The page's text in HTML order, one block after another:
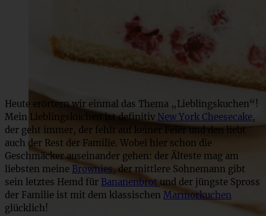
Heute erörtern wir einmal das Thema „Lieblingskuchen“!
Mein Lieblingskuchen ist definitiv New York Cheesecake,
der geht immer, der fehlt auf keiner Feier und den liebt
auch der Rest der Familie. Wobei hier schon die
Geschmäcker auseinander gehen: der Älteste mag am
liebsten meine Brownies, der mittlere Sohnemann gibt
sein letztes Hemd für Bananenbrot und der jüngste Spross
der Familie ist mit dem klassischen Marmorkuchen
glücklich!